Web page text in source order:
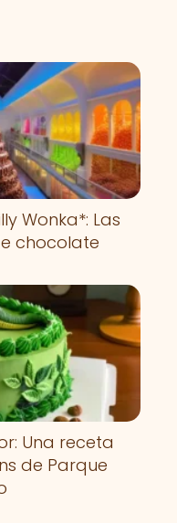
Wonka*: Las
chocolate
Una receta
de Parque